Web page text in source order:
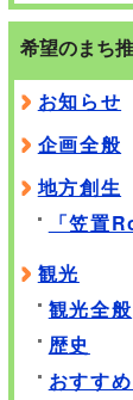
希望のまち
お知らせ
企画全般
地方創生
「笠置
観光
観光全般
歴史
おすす